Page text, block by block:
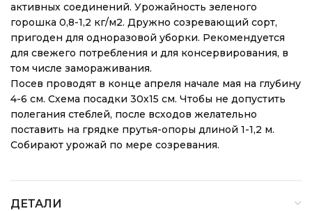
активных соединений. Урожайность зеленого
горошка 0,8-1,2 кг/м2. Дружно созревающий сорт,
пригоден для одноразовой уборки. Рекомендуется
для свежего потребления и для консервирования, в
том числе замораживания.
Посев проводят в конце апреля начале мая на глубину
4-6 см. Схема посадки 30х15 см. Чтобы не допустить
полегания стеблей, после всходов желательно
поставить на грядке прутья-опоры длиной 1-1,2 м.
Собирают урожай по мере созревания.
ДЕТАЛИ